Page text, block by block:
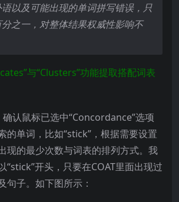
语以及可能出现的单词拼写错误，只
之一，对整体结果权威性影响不
与“Clusters”功能提取搭配词表
确认鼠标已选中“Concordance”选项
的单词，比如“stick”，根据需要设置
现的最少次数与词表的排列方式。我
“stick”开头，只要在COAT里面出现过
句子。如下图所示：